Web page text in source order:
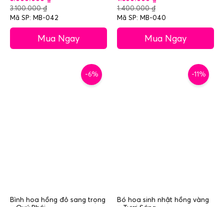
3.100.000₫
Mã SP: MB-042
Mua Ngay
1.400.000₫
Mã SP: MB-040
Mua Ngay
-6%
Bình hoa hồng đỏ sang trọng
-11%
Bó hoa sinh nhật hồng vàng